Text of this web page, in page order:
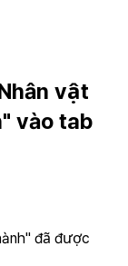
vật
vào tab
đã được